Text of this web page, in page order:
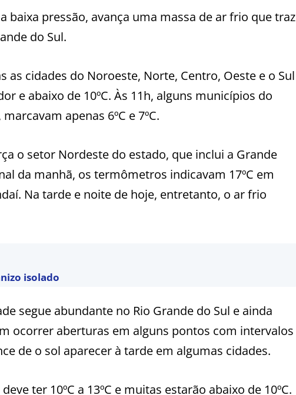
baixa pressão, avança uma massa de ar frio que traz
do Sul.
cidades do Noroeste, Norte, Centro, Oeste e o Sul
e abaixo de 10ºC. Às 11h, alguns municípios do
apenas 6ºC e 7ºC.
o setor Nordeste do estado, que inclui a Grande
da manhã, os termômetros indicavam 17ºC em
Na tarde e noite de hoje, entretanto, o ar frio
isolado
segue abundante no Rio Grande do Sul e ainda
ocorrer aberturas em alguns pontos com intervalos
de o sol aparecer à tarde em algumas cidades.
ter 10ºC a 13ºC e muitas estarão abaixo de 10ºC.